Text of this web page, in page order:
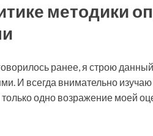
методики
ранее, я строю
И всегда внимательно
одно возражение моей